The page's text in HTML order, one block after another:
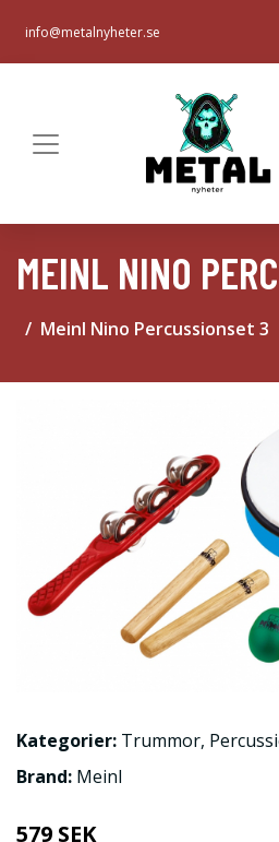
info@metalnyheter.se
MEINL NINO
Meinl Nino Percussionset 3
Kategorier: Trummor,
Brand: Meinl
579 SEK